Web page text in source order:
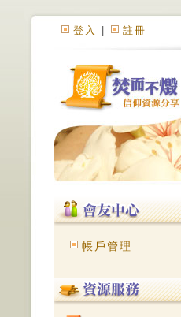
登入 註冊
帳戶管理